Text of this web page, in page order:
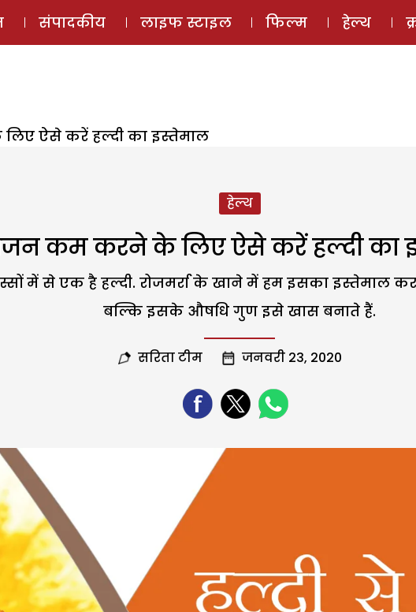
ई-मैगज़ीन
संपादकीय लाइफ स्टाइल फिल्म हेल्थ
ऐसे करें हल्दी का इस्तेमाल
हेल्थ
कम करने के लिए ऐसे करें हल्दी का
में से एक है हल्दी. रोजमर्रा के खाने में हम इसका इस्तेमाल
बल्कि इसके औषधि गुण इसे खास बनाते हैं.
सरिता टीम जनवरी 23, 2020